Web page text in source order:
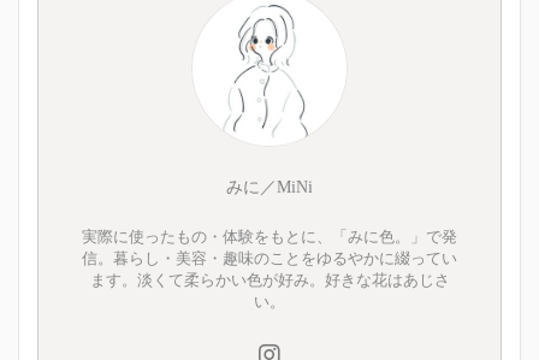
みに／MiNi
実際に使ったもの・体験をもとに、「みに色。」で発
信。暮らし・美容・趣味のことをゆるやかに綴ってい
ます。淡くて柔らかい色が好み。好きな花はあじさ
い。